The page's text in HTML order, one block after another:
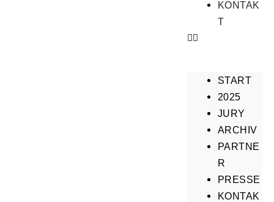
KONTAK
T
START
2025
JURY
ARCHIV
PARTNE
R
PRESSE
KONTAK